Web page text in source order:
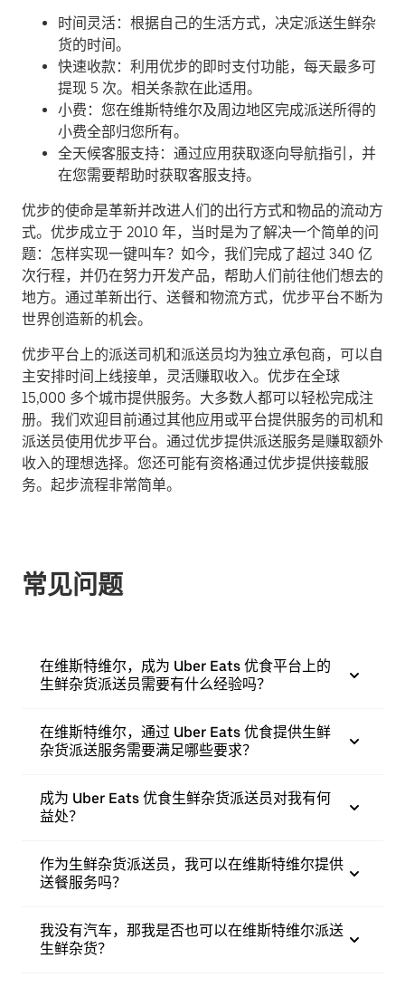
时间灵活：根据自己的生活方式，决定派送生鲜杂
货的时间。
快速收款：利用优步的即时支付功能，每天最多可
提现 5 次。相关条款在此适用。
小费：您在维斯特维尔及周边地区完成派送所得的
小费全部归您所有。
全天候客服支持：通过应用获取逐向导航指引，并
在您需要帮助时获取客服支持。
优步的使命是革新并改进人们的出行方式和物品的流动方
式。优步成立于 2010 年，当时是为了解决一个简单的问
题：怎样实现一键叫车？如今，我们完成了超过 340 亿
次行程，并仍在努力开发产品，帮助人们前往他们想去的
地方。通过革新出行、送餐和物流方式，优步平台不断为
世界创造新的机会。
优步平台上的派送司机和派送员均为独立承包商，可以自
主安排时间上线接单，灵活赚取收入。优步在全球
15,000 多个城市提供服务。大多数人都可以轻松完成注
册。我们欢迎目前通过其他应用或平台提供服务的司机和
派送员使用优步平台。通过优步提供派送服务是赚取额外
收入的理想选择。您还可能有资格通过优步提供接载服
务。起步流程非常简单。
常见问题
在维斯特维尔，成为 Uber Eats 优食平台上的
生鲜杂货派送员需要有什么经验吗？
在维斯特维尔，通过 Uber Eats 优食提供生鲜
杂货派送服务需要满足哪些要求？
成为 Uber Eats 优食生鲜杂货派送员对我有何
益处？
作为生鲜杂货派送员，我可以在维斯特维尔提供
送餐服务吗？
我没有汽车，那我是否也可以在维斯特维尔派送
生鲜杂货？